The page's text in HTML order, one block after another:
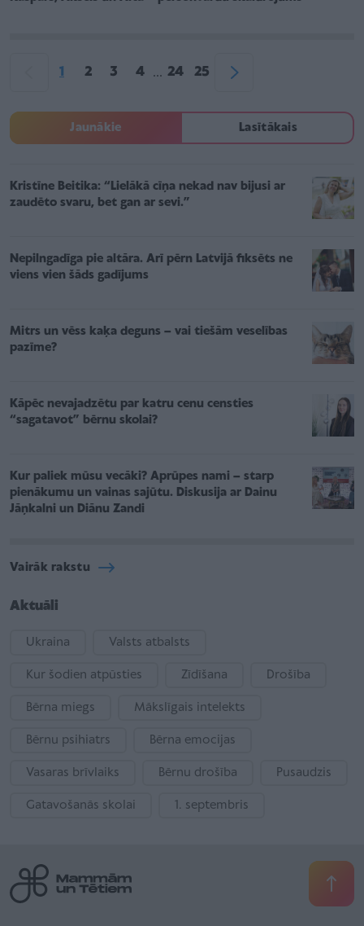
1 2 3 4 ... 24 25
Jaunākie Lasītākais
Kristīne Beitika: “Lielākā cīņa nekad nav bijusi ar
zaudēto svaru, bet gan ar sevi.”
Nepilngadīga pie altāra. Arī pērn Latvijā fiksēts ne
viens vien šāds gadījums
Mitrs un vēss kaķa deguns – vai tiešām veselības
pazīme?
Kāpēc nevajadzētu par katru cenu censties
“sagatavot” bērnu skolai?
Kur paliek mūsu vecāki? Aprūpes nami – starp
pienākumu un vainas sajūtu. Diskusija ar Dainu
Jāņkalni un Diānu Zandi
Vairāk rakstu
Aktuāli
Ukraina Valsts atbalsts
Kur šodien atpūsties Zīdīšana Drošība
Bērna miegs Mākslīgais intelekts
Bērnu psihiatrs Bērna emocijas
Vasaras brīvlaiks Bērnu drošība Pusaudzis
Gatavošanās skolai 1. septembris